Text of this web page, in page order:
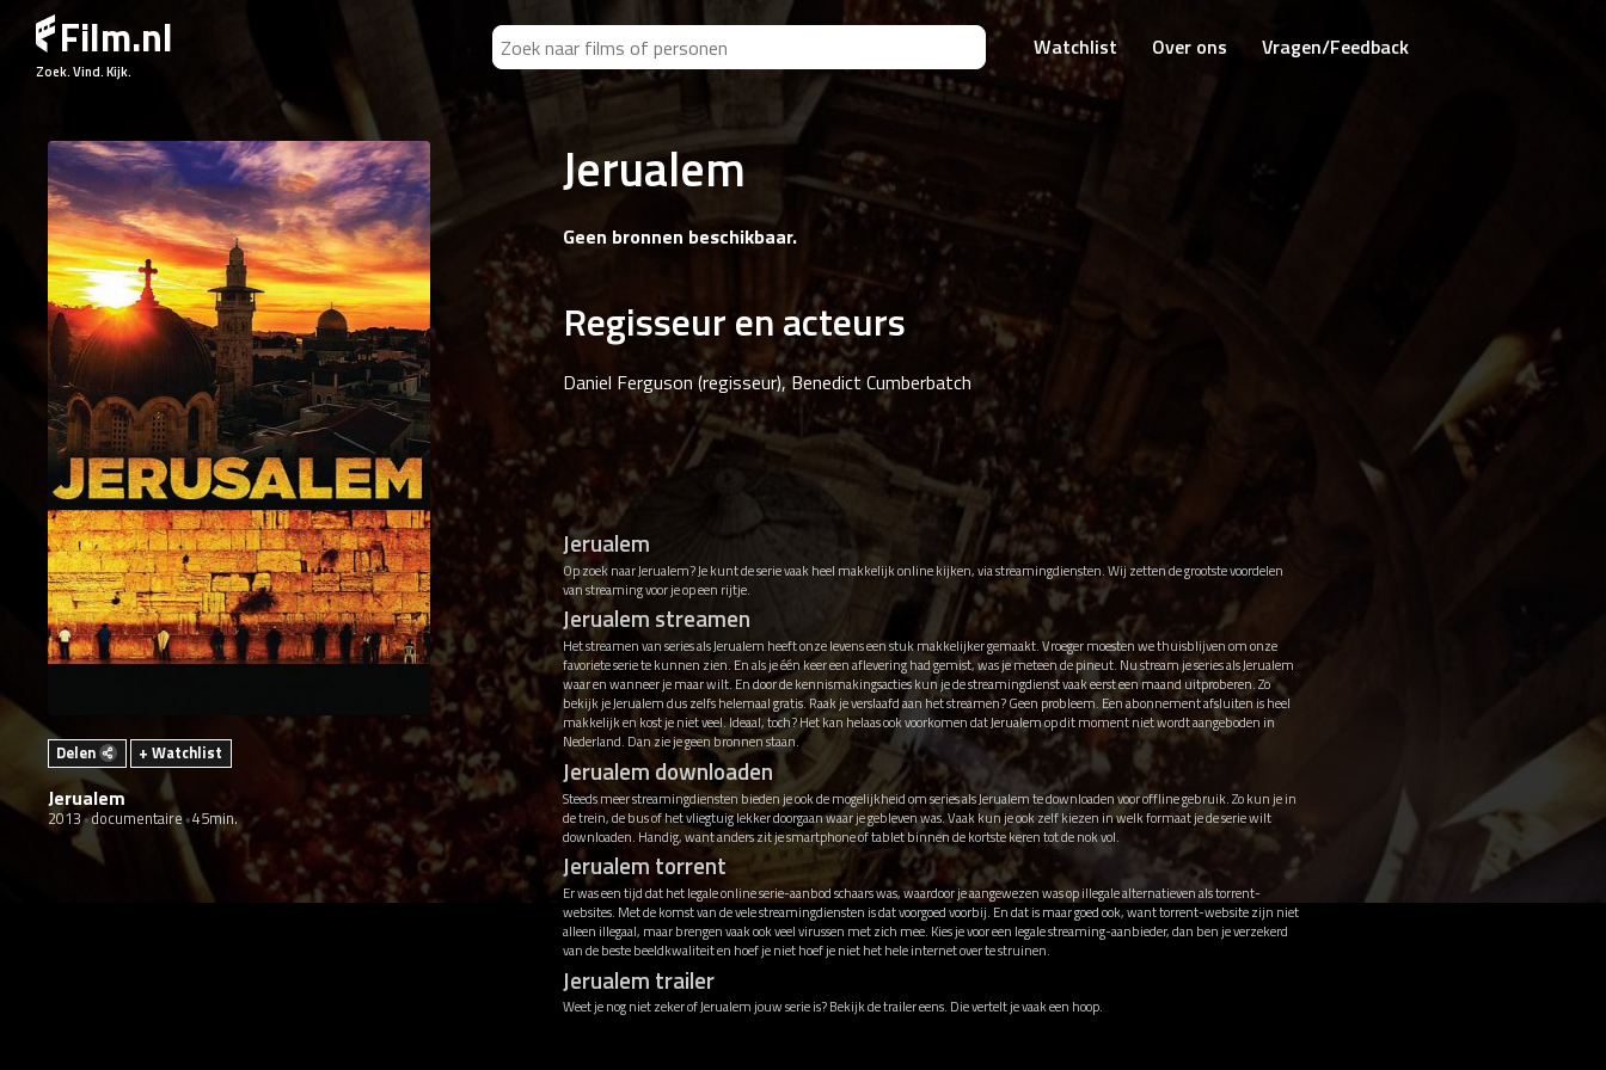
Film.nl
Zoek. Vind. Kijk.
Watchlist Over ons Vragen/Feedback
Delen + Watchlist
Jerualem
2013 documentaire 45min.
Jerualem
Geen bronnen beschikbaar.
Regisseur en acteurs
Daniel Ferguson (regisseur), Benedict Cumberbatch
Jerualem
Op zoek naar Jerualem? Je kunt de serie vaak heel makkelijk online kijken, via streamingdiensten. Wij zetten de grootste voordelen
van streaming voor je op een rijtje.
Jerualem streamen
Het streamen van series als Jerualem heeft onze levens een stuk makkelijker gemaakt. Vroeger moesten we thuisblijven om onze
favoriete serie te kunnen zien. En als je één keer een aflevering had gemist, was je meteen de pineut. Nu stream je series als Jerualem
waar en wanneer je maar wilt. En door de kennismakingsacties kun je de streamingdienst vaak eerst een maand uitproberen. Zo
bekijk je Jerualem dus zelfs helemaal gratis. Raak je verslaafd aan het streamen? Geen probleem. Een abonnement afsluiten is heel
makkelijk en kost je niet veel. Ideaal, toch? Het kan helaas ook voorkomen dat Jerualem op dit moment niet wordt aangeboden in
Nederland. Dan zie je geen bronnen staan.
Jerualem downloaden
Steeds meer streamingdiensten bieden je ook de mogelijkheid om series als Jerualem te downloaden voor offline gebruik. Zo kun je in
de trein, de bus of het vliegtuig lekker doorgaan waar je gebleven was. Vaak kun je ook zelf kiezen in welk formaat je de serie wilt
downloaden. Handig, want anders zit je smartphone of tablet binnen de kortste keren tot de nok vol.
Jerualem torrent
Er was een tijd dat het legale online serie-aanbod schaars was, waardoor je aangewezen was op illegale alternatieven als torrent-
websites. Met de komst van de vele streamingdiensten is dat voorgoed voorbij. En dat is maar goed ook, want torrent-website zijn niet
alleen illegaal, maar brengen vaak ook veel virussen met zich mee. Kies je voor een legale streaming-aanbieder, dan ben je verzekerd
van de beste beeldkwaliteit en hoef je niet hoef je niet het hele internet over te struinen.
Jerualem trailer
Weet je nog niet zeker of Jerualem jouw serie is? Bekijk de trailer eens. Die vertelt je vaak een hoop.